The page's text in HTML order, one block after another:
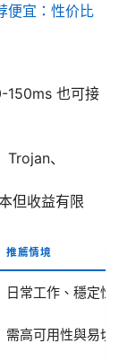
便宜：性价比
150ms 也可接
、
但收益有限
推薦情境
日常工作、穩定性
需高可用性與易切換